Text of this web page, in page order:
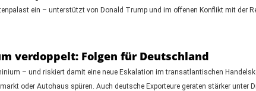
ein – unterstützt von Donald Trump und im offenen Konflikt mit der
verdoppelt: Folgen für Deutschland
– und riskiert damit eine neue Eskalation im transatlantischen
oder Autohaus spüren. Auch deutsche Exporteure geraten stärker unter